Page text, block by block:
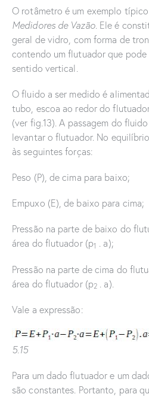
O rotâmetro é um exemplo
Medidores de Vazão. Ele é
geral de vidro, com forma de
contendo um flutuador que pode
sentido vertical.
O fluido a ser medido é
tubo, escoa ao redor do
(ver fig.13). A passagem do
levantar o flutuador. No
às seguintes forças:
Peso (P), de cima para baixo;
Empuxo (E), de baixo para cima;
Pressão na parte de baixo do
área do flutuador (p1 . a);
Pressão na parte de cima do
área do flutuador (p2 . a).
Vale a expressão:
5.15
Para um dado flutuador e um
são constantes. Portanto, para